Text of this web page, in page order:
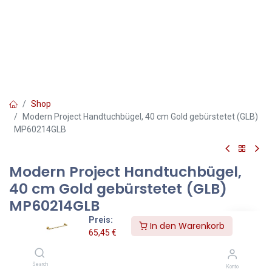
Preis:
65,45 €
In den Warenkorb
Search Konto
Shop
Modern Project Handtuchbügel, 40 cm Gold gebürstetet (GLB)
MP60214GLB
Modern Project Handtuchbügel,
40 cm Gold gebürstetet (GLB)
MP60214GLB
Farbe Gold gebürstetet (GLB)
Die Badaccessoires-Kollektion MODERN PROJECT zeichnet sich
durch ihre schlichte Form und ihr minimalistisches Design aus. Die